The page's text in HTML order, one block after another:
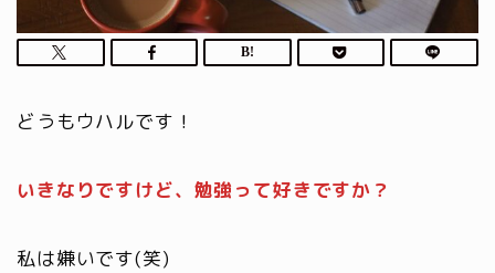
どうもウハルです！
いきなりですけど、 勉強 って好きですか？
私は嫌いです(笑)